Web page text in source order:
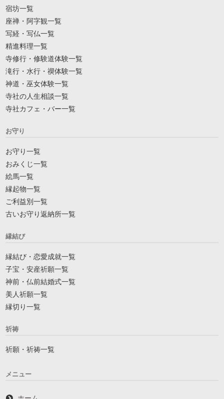
宿坊一覧
座禅・阿字観一覧
写経・写仏一覧
精進料理一覧
寺修行・修験道体験一覧
滝行・水行・禊体験一覧
神道・巫女体験一覧
寺社の人生相談一覧
寺社カフェ・バー一覧
お守り
お守り一覧
おみくじ一覧
絵馬一覧
縁起物一覧
ご利益別一覧
古いお守り返納所一覧
縁結び
縁結び・恋愛成就一覧
子宝・安産祈願一覧
神前・仏前結婚式一覧
美人祈願一覧
縁切り一覧
祈祷
祈願・祈祷一覧
メニュー